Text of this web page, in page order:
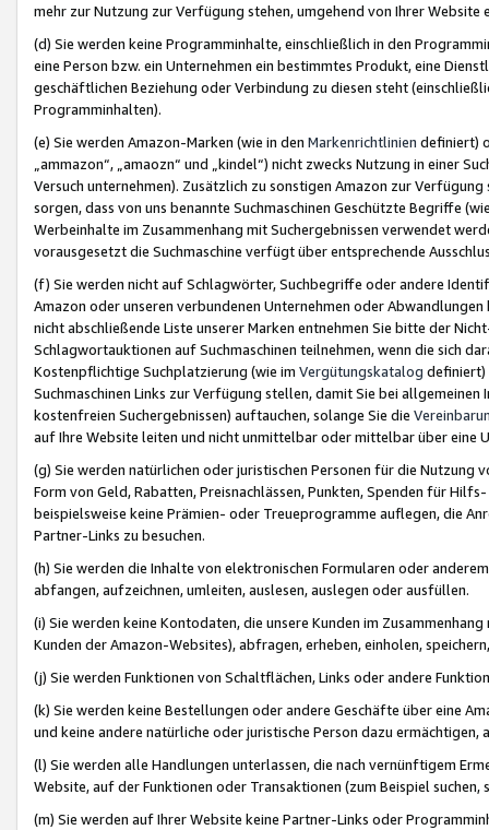
mehr zur Nutzung zur Verfügung stehen, umgehend von Ihrer
(d) Sie werden keine Programminhalte, einschließlich in den
eine Person bzw. ein Unternehmen ein bestimmtes Produkt, eine
geschäftlichen Beziehung oder Verbindung zu diesen steht
Programminhalten).
(e) Sie werden Amazon-Marken (wie in den Markenrichtlinien definiert)
„ammazon“, „amaozn“ und „kindel“) nicht zwecks Nutzung in einer
Versuch unternehmen). Zusätzlich zu sonstigen Amazon zur
sorgen, dass von uns benannte Suchmaschinen Geschützte Begriffe
Werbeinhalte im Zusammenhang mit Suchergebnissen verwendet
vorausgesetzt die Suchmaschine verfügt über entsprechende
(f) Sie werden nicht auf Schlagwörter, Suchbegriffe oder andere
Amazon oder unseren verbundenen Unternehmen oder
nicht abschließende Liste unserer Marken entnehmen Sie bitte der
Schlagwortauktionen auf Suchmaschinen teilnehmen, wenn die sich
Kostenpflichtige Suchplatzierung (wie im Vergütungskatalog definiert)
Suchmaschinen Links zur Verfügung stellen, damit Sie bei
kostenfreien Suchergebnissen) auftauchen, solange Sie die
auf Ihre Website leiten und nicht unmittelbar oder mittelbar über eine
(g) Sie werden natürlichen oder juristischen Personen für die Nutzung
Form von Geld, Rabatten, Preisnachlässen, Punkten, Spenden für
beispielsweise keine Prämien- oder Treueprogramme auflegen, die
Partner-Links zu besuchen.
(h) Sie werden die Inhalte von elektronischen Formularen oder
abfangen, aufzeichnen, umleiten, auslesen, auslegen oder ausfüllen.
(i) Sie werden keine Kontodaten, die unsere Kunden im
Kunden der Amazon-Websites), abfragen, erheben, einholen,
(j) Sie werden Funktionen von Schaltflächen, Links oder andere
(k) Sie werden keine Bestellungen oder andere Geschäfte über eine
und keine andere natürliche oder juristische Person dazu
(l) Sie werden alle Handlungen unterlassen, die nach vernünftigem
Website, auf der Funktionen oder Transaktionen (zum Beispiel
(m) Sie werden auf Ihrer Website keine Partner-Links oder